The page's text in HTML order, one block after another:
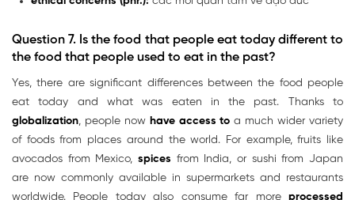
Question 7. Is the food that people eat today different to
the food that people used to eat in the past?
Yes, there are significant differences between the food people
eat today and what was eaten in the past. Thanks to
globalization, people now have access to a much wider variety
of foods from places around the world. For example, fruits like
avocados from Mexico, spices from India, or sushi from Japan
are now commonly available in supermarkets and restaurants
worldwide. People today also consume far more processed